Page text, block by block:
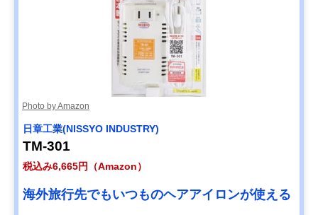
Photo by Amazon
日章工業(NISSYO INDUSTRY)
TM-301
税込み6,665円（Amazon）
海外旅行先でもいつものヘアアイロンが使える